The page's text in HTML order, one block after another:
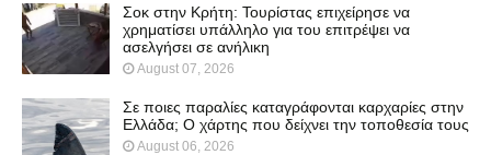
Σοκ στην Κρήτη: Τουρίστας επιχείρησε να
χρηματίσει υπάλληλο για του επιτρέψει να
ασελγήσει σε ανήλικη
August 07, 2026
Σε ποιες παραλίες καταγράφονται καρχαρίες στην
Ελλάδα; Ο χάρτης που δείχνει την τοποθεσία τους
August 06, 2026